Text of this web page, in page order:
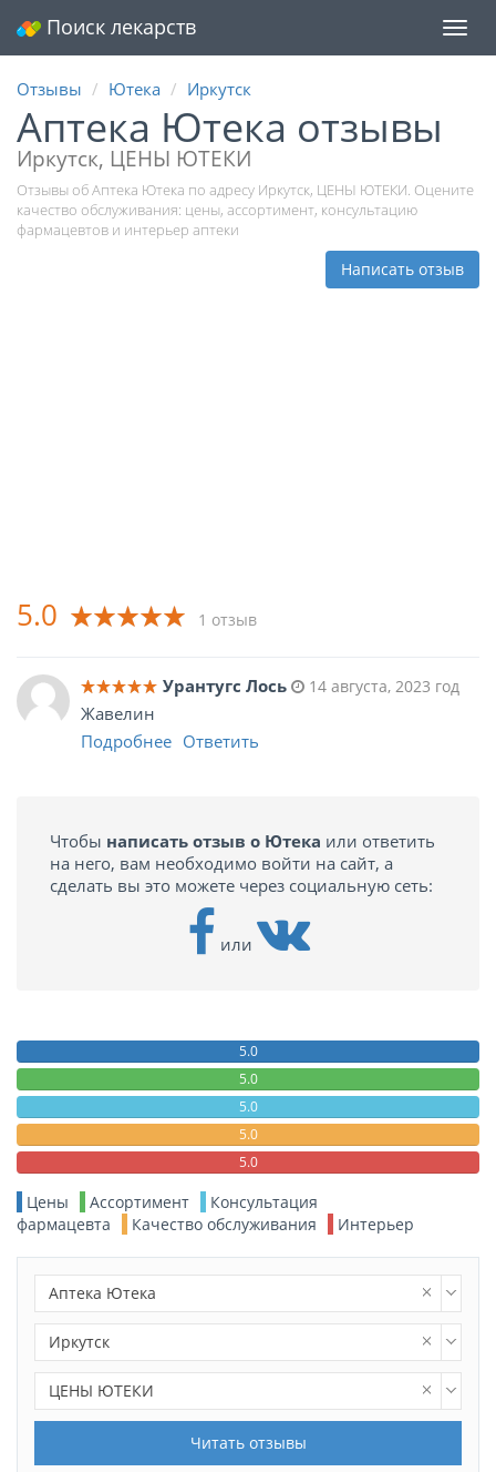
Поиск лекарств
Отзывы Ютека Иркутск
Аптека Ютека отзывы
Иркутск, ЦЕНЫ ЮТЕКИ
Отзывы об Аптека Ютека по адресу Иркутск, ЦЕНЫ ЮТЕКИ. Оцените
качество обслуживания: цены, ассортимент, консультацию
фармацевтов и интерьер аптеки
Написать отзыв
5.0 1 отзыв
Урантугс Лось 14 августа, 2023 год
Жавелин
Подробнее Ответить
Чтобы написать отзыв о Ютека или ответить
на него, вам необходимо войти на сайт, а
сделать вы это можете через социальную сеть:
или
5.0
5.0
5.0
5.0
5.0
Цены Ассортимент
Консультация
фармацевта
Качество обслуживания Интерьер
Аптека Ютека
Иркутск
ЦЕНЫ ЮТЕКИ
Читать отзывы